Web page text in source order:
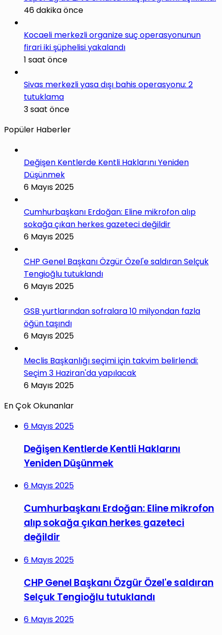
46 dakika önce
Kocaeli merkezli organize suç operasyonunun
firari iki şüphelisi yakalandı
1 saat önce
Sivas merkezli yasa dışı bahis operasyonu: 2
tutuklama
3 saat önce
Popüler Haberler
Değişen Kentlerde Kentli Haklarını Yeniden
Düşünmek
6 Mayıs 2025
Cumhurbaşkanı Erdoğan: Eline mikrofon alıp
sokağa çıkan herkes gazeteci değildir
6 Mayıs 2025
CHP Genel Başkanı Özgür Özel'e saldıran Selçuk
Tengioğlu tutuklandı
6 Mayıs 2025
GSB yurtlarından sofralara 10 milyondan fazla
öğün taşındı
6 Mayıs 2025
Meclis Başkanlığı seçimi için takvim belirlendi:
Seçim 3 Haziran'da yapılacak
6 Mayıs 2025
En Çok Okunanlar
6 Mayıs 2025
Değişen Kentlerde Kentli Haklarını
Yeniden Düşünmek
6 Mayıs 2025
Cumhurbaşkanı Erdoğan: Eline mikrofon
alıp sokağa çıkan herkes gazeteci
değildir
6 Mayıs 2025
CHP Genel Başkanı Özgür Özel'e saldıran
Selçuk Tengioğlu tutuklandı
6 Mayıs 2025